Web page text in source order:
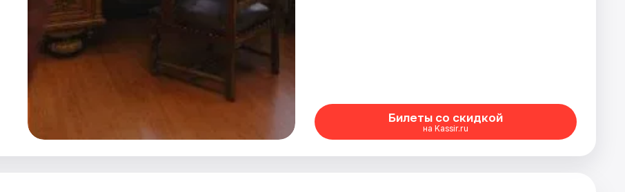
Билеты со скидкой
на Kassir.ru